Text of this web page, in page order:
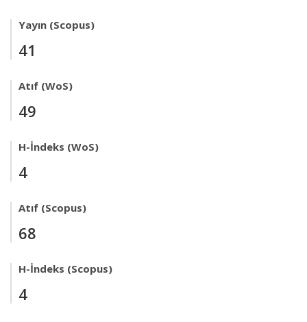
Yayın (Scopus)
41
Atıf (WoS)
49
H-İndeks (WoS)
4
Atıf (Scopus)
68
H-İndeks (Scopus)
4